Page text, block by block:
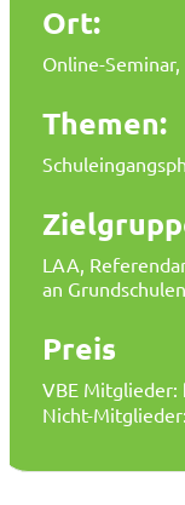
Ort:
Online-Seminar,
Themen:
LAA,
an
Preis
VBE Mitglieder:
Nicht-Mitglieder: